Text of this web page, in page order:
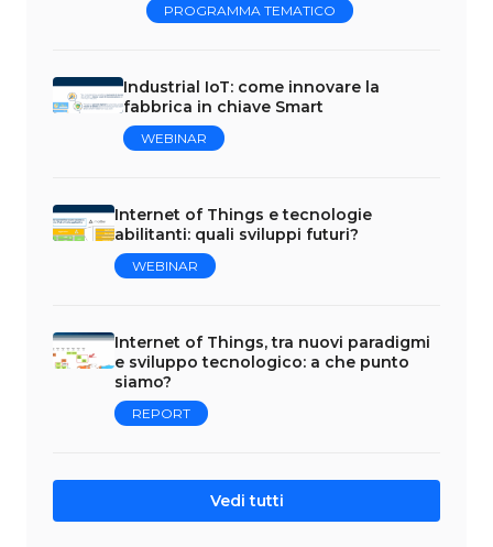
PROGRAMMA TEMATICO
Industrial IoT: come innovare la
fabbrica in chiave Smart
WEBINAR
Internet of Things e tecnologie
abilitanti: quali sviluppi futuri?
WEBINAR
Internet of Things, tra nuovi paradigmi
e sviluppo tecnologico: a che punto
siamo?
REPORT
Vedi tutti